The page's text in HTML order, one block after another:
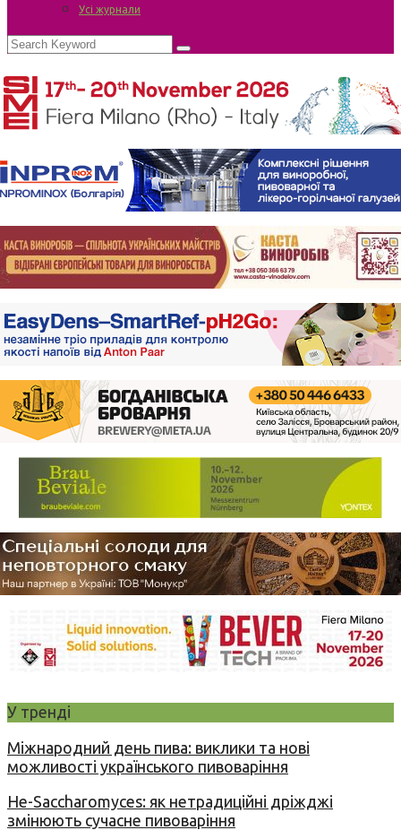
Усі журнали
У тренді
Міжнародний день пива: виклики та нові
можливості українського пивоваріння
Не-Saccharomyces: як нетрадиційні дріжджі
змінюють сучасне пивоваріння